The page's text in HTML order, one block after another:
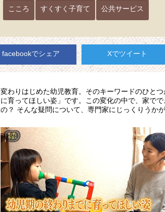
こころ すくすく子育て 公共サービス
facebookでシェア Xでツイート
変わりはじめた幼児教育。そのキーワードのひと
に育ってほしい姿」です。この変化の中で、家で
の？ そんな疑問について、専門家にじっくりうかが